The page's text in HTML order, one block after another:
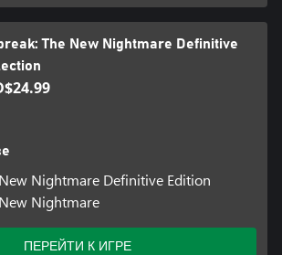
The New Nightmare Definitive
Nightmare Definitive Edition
Nightmare
ПЕРЕЙТИ К ИГРЕ